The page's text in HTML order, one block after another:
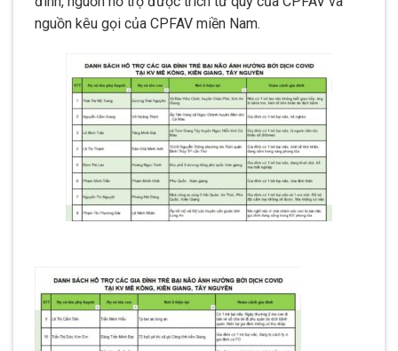
nguồn kêu gọi của CPFAV miền Nam.